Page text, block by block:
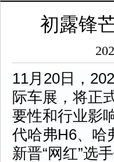
初露锋
11月20日，
际车展，将正
要性和行业影
代哈弗H6、哈
新晋“网红”选